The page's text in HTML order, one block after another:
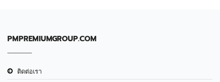
PMPREMIUMGROUP.COM
ติดต่อเรา